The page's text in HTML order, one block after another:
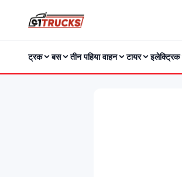
ट्रक बस तीन पहिया वाहन टायर इलेक्ट्रिक